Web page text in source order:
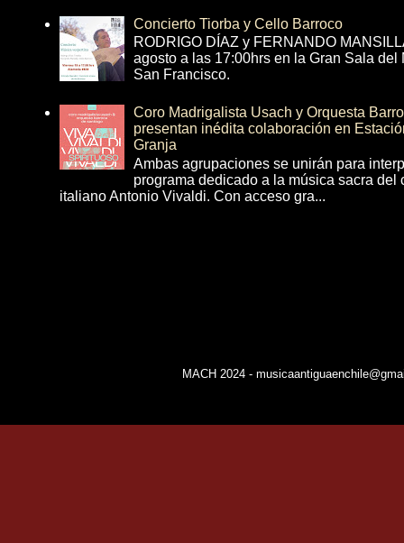
Concierto Tiorba y Cello Barroco
RODRIGO DÍAZ y FERNANDO
agosto a las 17:00hrs en la Gran Sala
San Francisco.
Coro Madrigalista Usach y Orquesta
presentan inédita colaboración en
Granja
Ambas agrupaciones se unirán para
programa dedicado a la música sacra del
italiano Antonio Vivaldi. Con acceso gra...
MACH 2024 -